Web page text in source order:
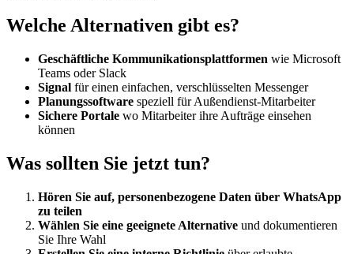
Welche Alternativen gibt es?
Geschäftliche Kommunikationsplattformen wie Microsoft
Teams oder Slack
Signal für einen einfachen, verschlüsselten Messenger
Planungssoftware speziell für Außendienst-Mitarbeiter
Sichere Portale wo Mitarbeiter ihre Aufträge einsehen
können
Was sollten Sie jetzt tun?
Hören Sie auf, personenbezogene Daten über WhatsApp
zu teilen
Wählen Sie eine geeignete Alternative und dokumentieren
Sie Ihre Wahl